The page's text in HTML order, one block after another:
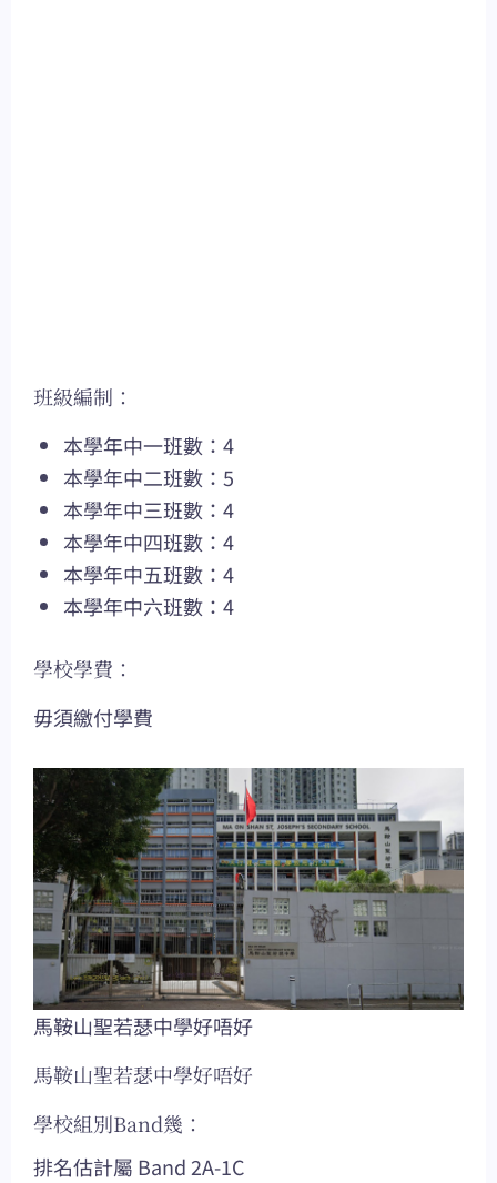
班級編制：
本學年中一班數：4
本學年中二班數：5
本學年中三班數：4
本學年中四班數：4
本學年中五班數：4
本學年中六班數：4
學校學費：
毋須繳付學費
馬鞍山聖若瑟中學好唔好
馬鞍山聖若瑟中學好唔好
學校組別Band幾：
排名估計屬 Band 2A-1C